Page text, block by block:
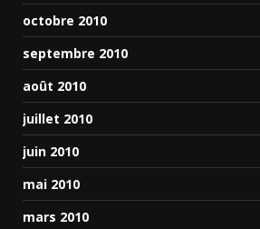
octobre 2010
septembre 2010
août 2010
juillet 2010
juin 2010
mai 2010
mars 2010